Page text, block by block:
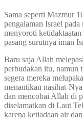
Sama seperti Mazmur
pengalaman Israel
menyoroti
pasang surutnya iman
Baru saja Allah
perbudakan itu, namun
segera mereka
menantikan nasihat-
dan mencobai Allah di
diselamatkan di Laut
karena ketiadaan air